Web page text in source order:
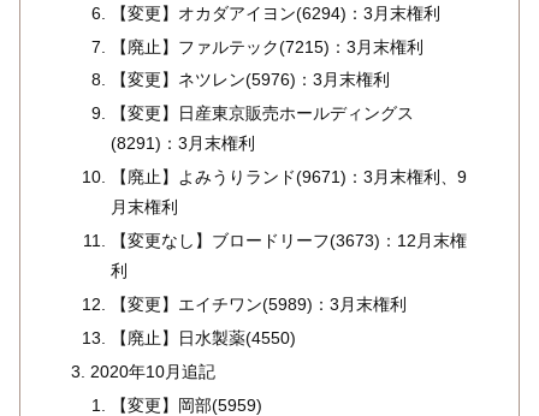
【変更】オカダアイヨン(6294)：3月末権利
【廃止】ファルテック(7215)：3月末権利
【変更】ネツレン(5976)：3月末権利
【変更】日産東京販売ホールディングス
(8291)：3月末権利
【廃止】よみうりランド(9671)：3月末権利、9
月末権利
【変更なし】ブロードリーフ(3673)：12月末権
利
【変更】エイチワン(5989)：3月末権利
【廃止】日水製薬(4550)
2020年10月追記
【変更】岡部(5959)